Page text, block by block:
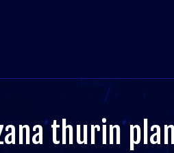
thurin